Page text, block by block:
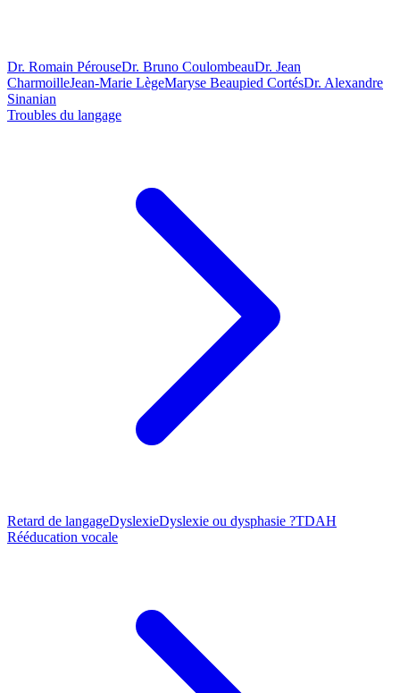
Dr. Romain PérouseDr. Bruno CoulombeauDr. Jean
CharmoilleJean-Marie LègeMaryse Beaupied CortésDr. Alexandre
Sinanian
Troubles du langage
Retard de langageDyslexieDyslexie ou dysphasie ?TDAH
Rééducation vocale